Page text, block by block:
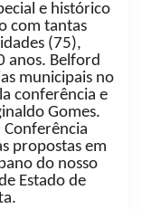
e histórico
com tantas
(75),
anos. Belford
municipais no
conferência e
Gomes.
Conferência
propostas em
do nosso
Estado de